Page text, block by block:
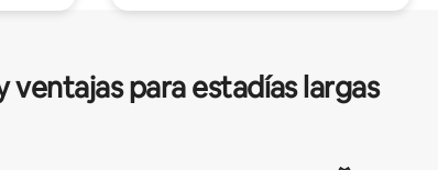
ventajas para estadías largas